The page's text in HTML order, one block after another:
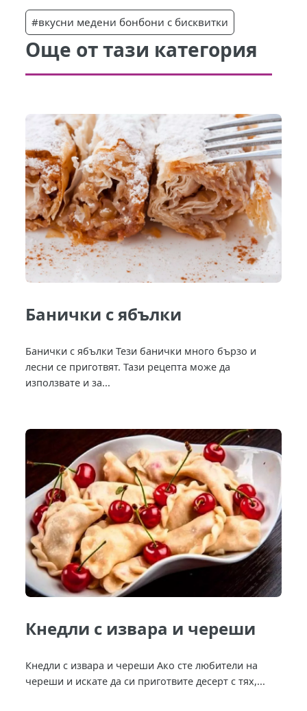
#вкусни медени бонбони с бисквитки
Още от тази категория
Банички с ябълки
Банички с ябълки Тези банички много бързо и
лесни се приготвят. Тази рецепта може да
използвате и за...
Кнедли с извара и череши
Кнедли с извара и череши Ако сте любители на
череши и искате да си приготвите десерт с тях,...